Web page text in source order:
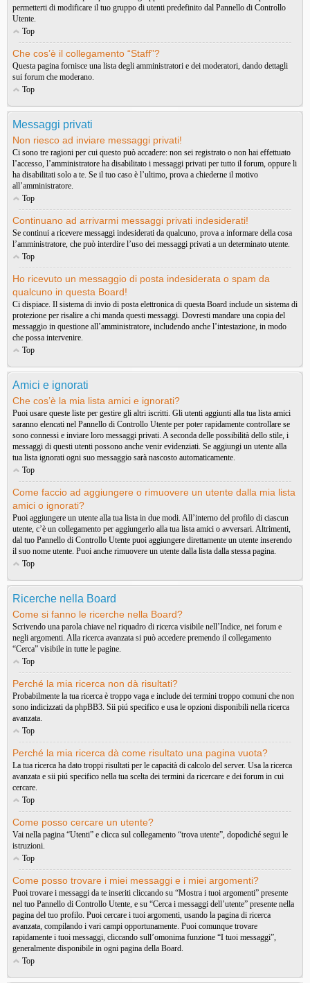
permetterti di modificare il tuo gruppo di utenti predefinito dal Pannello di Controllo
Utente.
Top
Che cos’è il collegamento “Staff”?
Questa pagina fornisce una lista degli amministratori e dei moderatori, dando dettagli
sui forum che moderano.
Top
Messaggi privati
Non riesco ad inviare messaggi privati!
Ci sono tre ragioni per cui questo può accadere: non sei registrato o non hai effettuato
l’accesso, l’amministratore ha disabilitato i messaggi privati per tutto il forum, oppure li
ha disabilitati solo a te. Se il tuo caso è l’ultimo, prova a chiederne il motivo
all’amministratore.
Top
Continuano ad arrivarmi messaggi privati indesiderati!
Se continui a ricevere messaggi indesiderati da qualcuno, prova a informare della cosa
l’amministratore, che può interdire l’uso dei messaggi privati a un determinato utente.
Top
Ho ricevuto un messaggio di posta indesiderata o spam da
qualcuno in questa Board!
Ci dispiace. Il sistema di invio di posta elettronica di questa Board include un sistema di
protezione per risalire a chi manda questi messaggi. Dovresti mandare una copia del
messaggio in questione all’amministratore, includendo anche l’intestazione, in modo
che possa intervenire.
Top
Amici e ignorati
Che cos’è la mia lista amici e ignorati?
Puoi usare queste liste per gestire gli altri iscritti. Gli utenti aggiunti alla tua lista amici
saranno elencati nel Pannello di Controllo Utente per poter rapidamente controllare se
sono connessi e inviare loro messaggi privati. A seconda delle possibilità dello stile, i
messaggi di questi utenti possono anche venir evidenziati. Se aggiungi un utente alla
tua lista ignorati ogni suo messaggio sarà nascosto automaticamente.
Top
Come faccio ad aggiungere o rimuovere un utente dalla mia lista
amici o ignorati?
Puoi aggiungere un utente alla tua lista in due modi. All’interno del profilo di ciascun
utente, c’è un collegamento per aggiungerlo alla tua lista amici o avversari. Altrimenti,
dal tuo Pannello di Controllo Utente puoi aggiungere direttamente un utente inserendo
il suo nome utente. Puoi anche rimuovere un utente dalla lista dalla stessa pagina.
Top
Ricerche nella Board
Come si fanno le ricerche nella Board?
Scrivendo una parola chiave nel riquadro di ricerca visibile nell’Indice, nei forum e
negli argomenti. Alla ricerca avanzata si può accedere premendo il collegamento
“Cerca” visibile in tutte le pagine.
Top
Perché la mia ricerca non dà risultati?
Probabilmente la tua ricerca è troppo vaga e include dei termini troppo comuni che non
sono indicizzati da phpBB3. Sii piú specifico e usa le opzioni disponibili nella ricerca
avanzata.
Top
Perché la mia ricerca dà come risultato una pagina vuota?
La tua ricerca ha dato troppi risultati per le capacità di calcolo del server. Usa la ricerca
avanzata e sii piú specifico nella tua scelta dei termini da ricercare e dei forum in cui
cercare.
Top
Come posso cercare un utente?
Vai nella pagina “Utenti” e clicca sul collegamento “trova utente”, dopodiché segui le
istruzioni.
Top
Come posso trovare i miei messaggi e i miei argomenti?
Puoi trovare i messaggi da te inseriti cliccando su “Mostra i tuoi argomenti” presente
nel tuo Pannello di Controllo Utente, e su “Cerca i messaggi dell’utente” presente nella
pagina del tuo profilo. Puoi cercare i tuoi argomenti, usando la pagina di ricerca
avanzata, compilando i vari campi opportunamente. Puoi comunque trovare
rapidamente i tuoi messaggi, cliccando sull’omonima funzione “I tuoi messaggi”,
generalmente disponibile in ogni pagina della Board.
Top